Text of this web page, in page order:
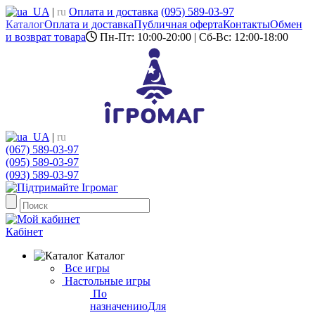
UA | ru Оплата и доставка (095) 589-03-97
КаталогОплата и доставкаПубличная офертаКонтактыОбмен
и возврат товара
Пн-Пт: 10:00-20:00 | Сб-Вс: 12:00-18:00
UA | ru
(067) 589-03-97
(095) 589-03-97
(093) 589-03-97
Кабінет
Каталог
Все игры
Настольные игры
По
назначениюДля